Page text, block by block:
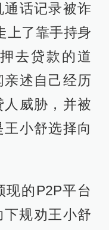
通话记录被诈
上了靠手持身
去贷款的道
述自己经历
威胁，并被
小舒选择向
现的P2P平台
规劝王小舒